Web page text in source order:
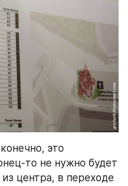
это
то не нужно будет
центра, в переходе